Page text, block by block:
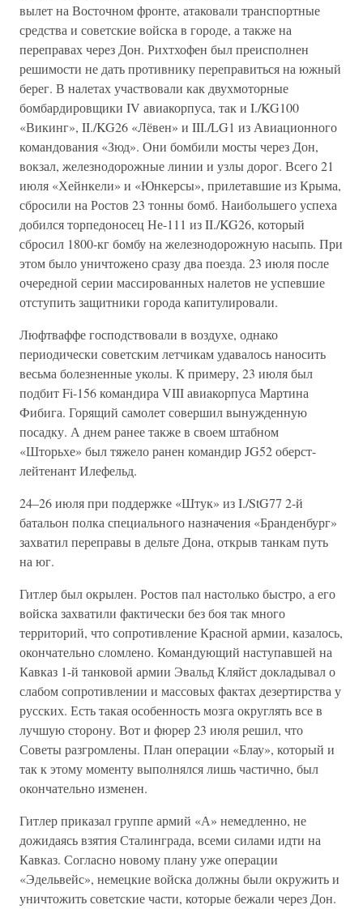
вылет на Восточном фронте, атаковали транспортные
средства и советские войска в городе, а также на
переправах через Дон. Рихтхофен был преисполнен
решимости не дать противнику переправиться на южный
берег. В налетах участвовали как двухмоторные
бомбардировщики IV авиакорпуса, так и I./KG100
«Викинг», II./KG26 «Лёвен» и III./LG1 из Авиационного
командования «Зюд». Они бомбили мосты через Дон,
вокзал, железнодорожные линии и узлы дорог. Всего 21
июля «Хейнкели» и «Юнкерсы», прилетавшие из Крыма,
сбросили на Ростов 23 тонны бомб. Наибольшего успеха
добился торпедоносец Не-111 из II./KG26, который
сбросил 1800-кг бомбу на железнодорожную насыпь. При
этом было уничтожено сразу два поезда. 23 июля после
очередной серии массированных налетов не успевшие
отступить защитники города капитулировали.
Люфтваффе господствовали в воздухе, однако
периодически советским летчикам удавалось наносить
весьма болезненные уколы. К примеру, 23 июля был
подбит Fi-156 командира VIII авиакорпуса Мартина
Фибига. Горящий самолет совершил вынужденную
посадку. А днем ранее также в своем штабном
«Шторьхе» был тяжело ранен командир JG52 оберст-
лейтенант Илефельд.
24–26 июля при поддержке «Штук» из I./StG77 2-й
батальон полка специального назначения «Бранденбург»
захватил переправы в дельте Дона, открыв танкам путь
на юг.
Гитлер был окрылен. Ростов пал настолько быстро, а его
войска захватили фактически без боя так много
территорий, что сопротивление Красной армии, казалось,
окончательно сломлено. Командующий наступавшей на
Кавказ 1-й танковой армии Эвальд Кляйст докладывал о
слабом сопротивлении и массовых фактах дезертирства у
русских. Есть такая особенность мозга округлять все в
лучшую сторону. Вот и фюрер 23 июля решил, что
Советы разгромлены. План операции «Блау», который и
так к этому моменту выполнялся лишь частично, был
окончательно изменен.
Гитлер приказал группе армий «А» немедленно, не
дожидаясь взятия Сталинграда, всеми силами идти на
Кавказ. Согласно новому плану уже операции
«Эдельвейс», немецкие войска должны были окружить и
уничтожить советские части, которые бежали через Дон.